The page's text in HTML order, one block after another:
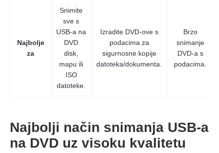
Najbolje
za
Snimite
sve s
USB-a na
DVD
disk,
mapu ili
ISO
datoteke.
Izradite DVD-ove s
podacima za
sigurnosne kopije
datoteka/dokumenta.
Brzo
snimanje
DVD-a s
podacima.
Najbolji način snimanja USB-a
na DVD uz visoku kvalitetu